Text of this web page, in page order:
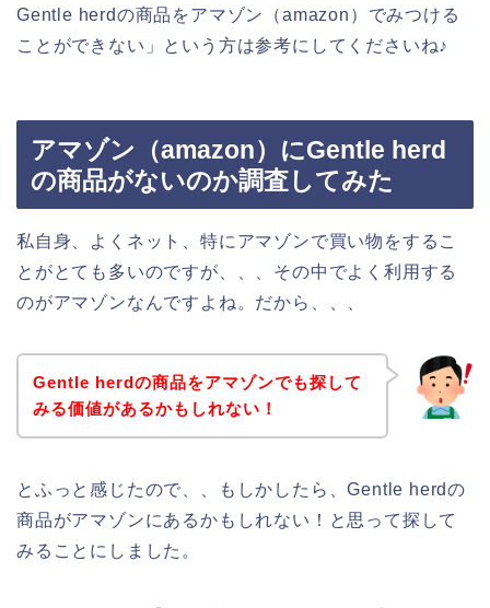
Gentle herdの商品をアマゾン（amazon）でみつける
ことができない」という方は参考にしてくださいね♪
アマゾン（amazon）にGentle herd
の商品がないのか調査してみた
私自身、よくネット、特にアマゾンで買い物をするこ
とがとても多いのですが、、、その中でよく利用する
のがアマゾンなんですよね。だから、、、
Gentle herdの商品をアマゾンでも探して
みる価値があるかもしれない！
とふっと感じたので、、もしかしたら、Gentle herdの
商品がアマゾンにあるかもしれない！と思って探して
みることにしました。